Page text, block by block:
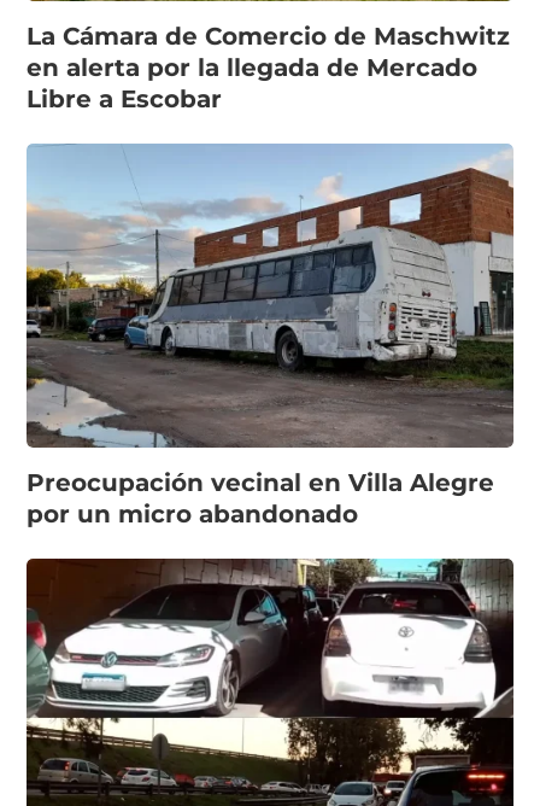
La Cámara de Comercio de Maschwitz
en alerta por la llegada de Mercado
Libre a Escobar
Preocupación vecinal en Villa Alegre
por un micro abandonado